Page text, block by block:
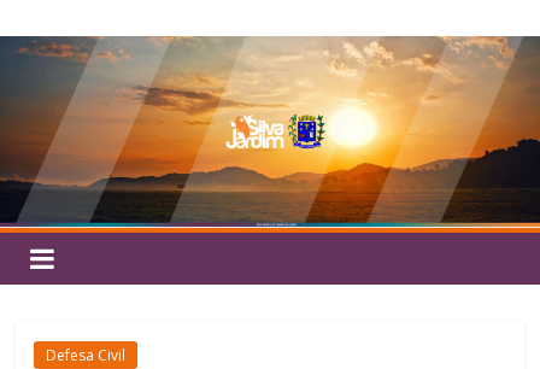
para
conteúdo
Silva
Jardim
Defesa Civil